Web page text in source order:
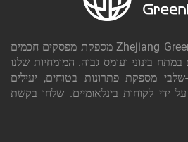
Zhejiang Greenpower Electric Co., Ltd מספקת מפסקים חכמים
בינוני ועומס גבוה. המומחיות שלנו
מספקת פתרונות בטוחים, יעילים
ידי לקוחות בינלאומיים. שלחו בקשת